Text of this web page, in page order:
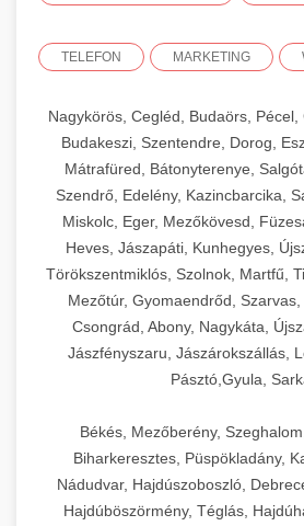
TELEFON MARKETING
Nagykörös, Cegléd, Budaörs, Pécel,
Budakeszi, Szentendre, Dorog,
Mátrafüred, Bátonyterenye,
Szendrő, Edelény, Kazincbarcika,
Miskolc, Eger, Mezőkövesd,
Heves, Jászapáti, Kunhegyes,
Törökszentmiklós, Szolnok, Martfű,
Mezőtúr, Gyomaendrőd, Szarvas,
Csongrád, Abony, Nagykáta,
Jászfényszaru, Jászárokszállás,
Pásztó,Gyula,
Békés, Mezőberény,
Biharkeresztes, Püspökladány,
Nádudvar, Hajdúszoboszló,
Hajdúböszörmény, Téglás,